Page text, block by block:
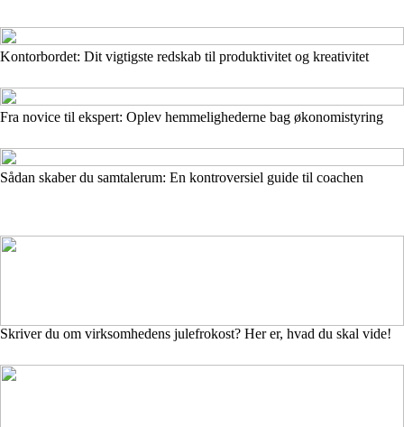
Kontorbordet: Dit vigtigste redskab til produktivitet og kreativitet
Fra novice til ekspert: Oplev hemmelighederne bag økonomistyring
Sådan skaber du samtalerum: En kontroversiel guide til coachen
Skriver du om virksomhedens julefrokost? Her er, hvad du skal vide!